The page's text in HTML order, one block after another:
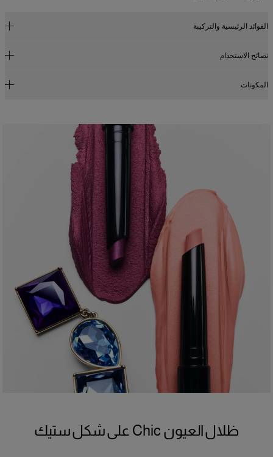
الفوائد الرئيسية والتركيبة
الفوائد الرئيسية
- تشبع فوري بالألوان
*اختبار مستخدمين على 31 شخصاً
تركيبة مقاومة للماء، مختبرة من قبل أطباء العيون، توفّر تغطية قابلة للبناء.
مناسبة للعيون الحساسة ولمستخدمي العدسات اللاصقة.
نصائح الاستخدام
تركيبة كريمية القوام على هيئة قلم تنساب بسلاسة على الجفون، لتمنحها لونًا
المكونات
ظلال العيون Chic على شكل ستيك